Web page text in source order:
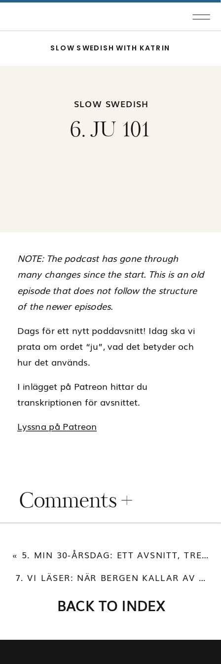
SLOW SWEDISH WITH KATRIN
6. JU 101
SLOW SWEDISH
NOTE: The podcast has gone through
many changes since the start. This is an old
episode that does not follow the structure
of the newer episodes.
Dags för ett nytt poddavsnitt! Idag ska vi
prata om ordet “ju”, vad det betyder och
hur det används.
I inlägget på Patreon hittar du
transkriptionen för avsnittet.
Lyssna på Patreon
Comments +
BACK TO INDEX
7. VI LÄSER: NÄR BERGEN KALLAR AV RENATA CLUMSKA DEL 2
« 5. MIN 30-ÅRSDAG: ETT AVSNITT, TRE HASTIGHETER